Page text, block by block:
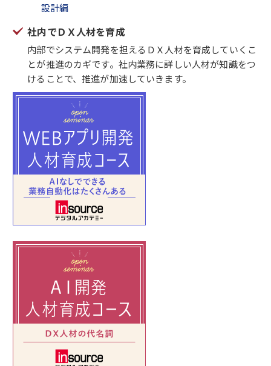
設計編
社内でＤＸ人材を育成
内部でシステム開発を担えるＤＸ人材を育成していくこ
とが推進のカギです。社内業務に詳しい人材が知識をつ
けることで、推進が加速していきます。